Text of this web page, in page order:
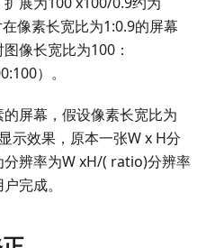
像素长宽比为1:0.9的屏幕
像长宽比为100：
）。
屏幕，假设像素长宽比为
示效果，原本一张W x H分
辨率为W xH/( ratio)分辨率
完成。